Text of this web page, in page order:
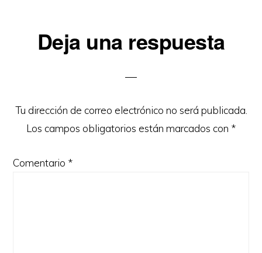
Interacciones
lectores
Deja una respuesta
Tu dirección de correo electrónico no será publicada.
Los campos obligatorios están marcados con *
Comentario *